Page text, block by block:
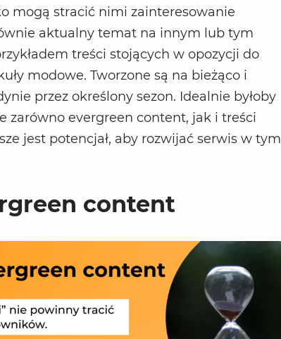
mogą stracić nimi zainteresowanie
aktualny temat na innym lub tym
treści stojących w opozycji do
modowe. Tworzone są na bieżąco i
przez określony sezon. Idealnie byłoby
zarówno evergreen content, jak i treści
jest potencjał, aby rozwijać serwis w tym
content